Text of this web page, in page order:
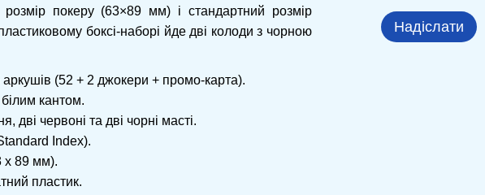
покеру (63×89 мм) і стандартний розмір
боксі-наборі йде дві колоди з чорною
аркушів (52 + 2 джокери + промо-карта).
кантом.
дві червоні та дві чорні масті.
Index).
х 89 мм).
пластик.
Надіслати